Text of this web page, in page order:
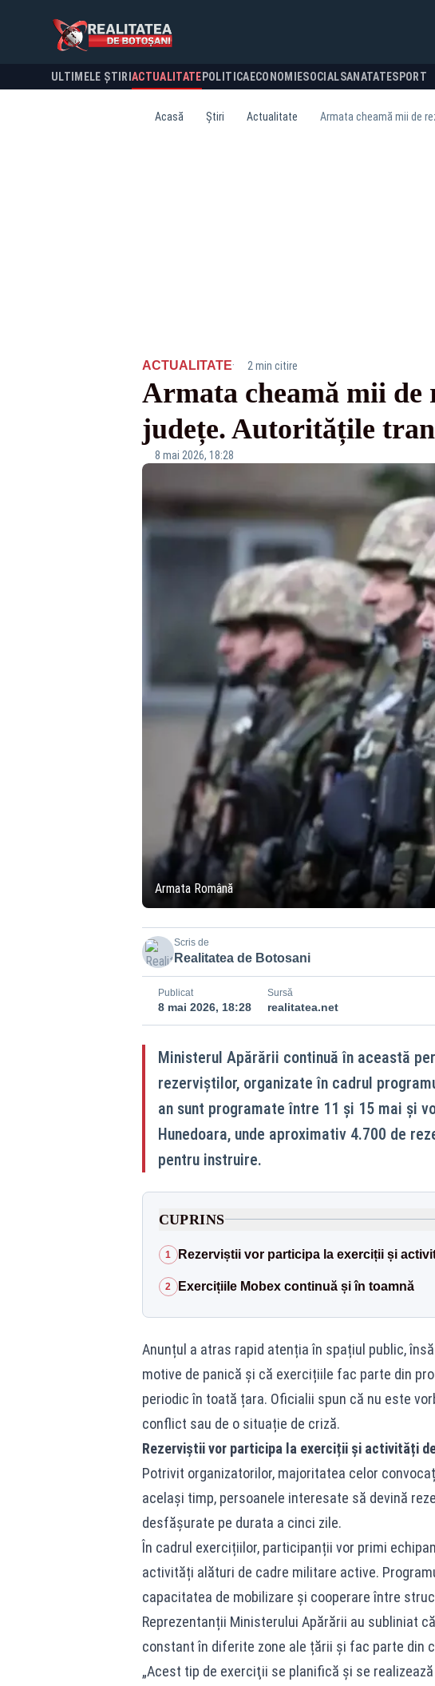
ULTIMELE ȘTIRI ACTUALITATE POLITICA ECONOMIESOCIALSANATATESPORT
Acasă Știri Actualitate Armata cheamă mii de
ACTUALITATE· 2 min citire
Armata cheamă mii
județe. Autoritățile
8 mai 2026, 18:28
Armata Română
Scris de
Realitatea de Botosani
Publicat
8 mai 2026, 18:28
Sursă
realitatea.net
Ministerul Apărării continuă în această
rezerviștilor, organizate în cadrul
an sunt programate între 11 și 15 mai și
Hunedoara, unde aproximativ 4.700 de
pentru instruire.
CUPRINS
1 Rezerviștii vor participa la exerciții și
2 Exercițiile Mobex continuă și în toamnă
Anunțul a atras rapid atenția în spațiul public,
motive de panică și că exercițiile fac parte din
periodic în toată țara. Oficialii spun că nu este
conflict sau de o situație de criză.
Rezerviștii vor participa la exerciții și activități
Potrivit organizatorilor, majoritatea celor
același timp, persoanele interesate să devină
desfășurate pe durata a cinci zile.
În cadrul exercițiilor, participanții vor primi
activități alături de cadre militare active.
capacitatea de mobilizare și cooperare între
Reprezentanții Ministerului Apărării au subliniat
constant în diferite zone ale țării și fac parte din
„Acest tip de exerciţii se planifică şi se